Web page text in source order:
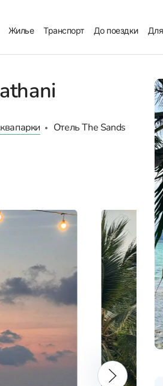
Жилье Транспорт До поездки
Отель The Sands